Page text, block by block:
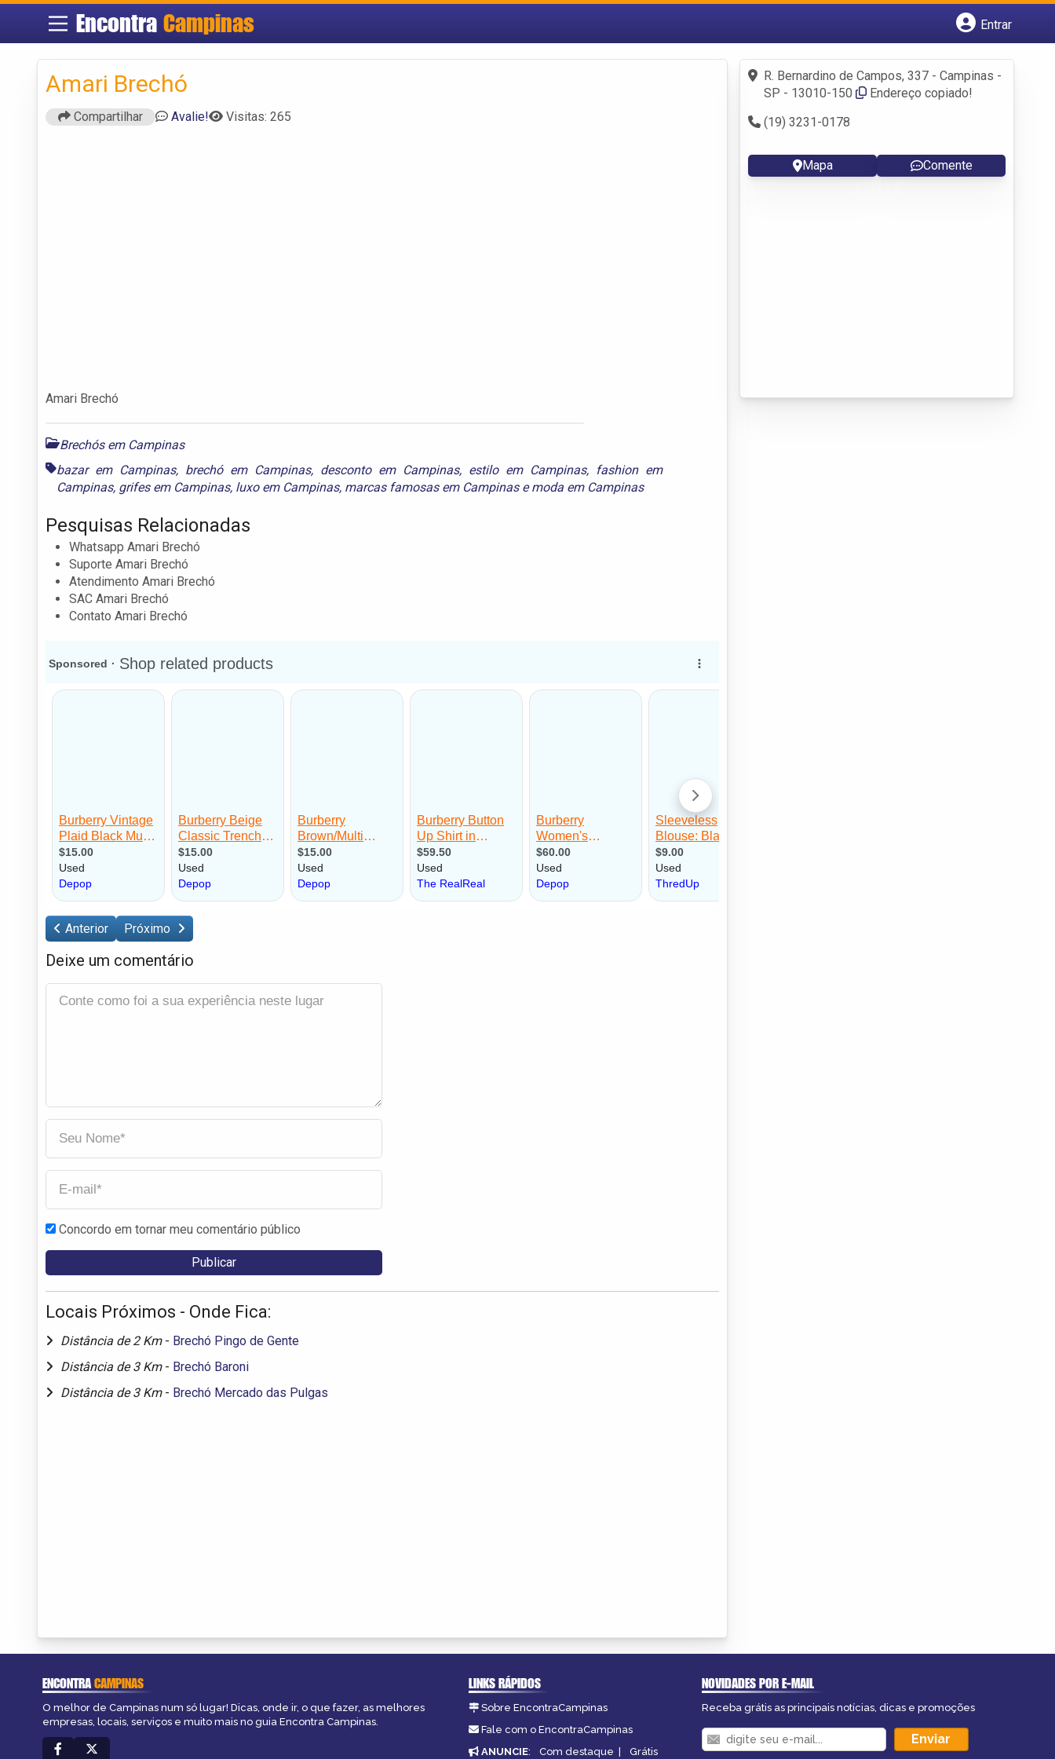
EncontraCampinas
Entrar
Fazer login
Criar conta
Amari Brechó
Compartilhar Avalie! Visitas: 265
Amari Brechó
Brechós em Campinas
bazar em Campinas, brechó em Campinas, desconto em Campinas, estilo em Campinas, fashion em
Campinas, grifes em Campinas, luxo em Campinas, marcas famosas em Campinasemoda em Campinas
Pesquisas Relacionadas
Whatsapp Amari Brechó
Suporte Amari Brechó
Atendimento Amari Brechó
SAC Amari Brechó
Contato Amari Brechó
Anterior Próximo
Deixe um comentário
Concordo em tornar meu comentário público
Locais Próximos - Onde Fica:
Distância de 2 Km - Brechó Pingo de Gente
Distância de 3 Km - Brechó Baroni
Distância de 3 Km - Brechó Mercado das Pulgas
R. Bernardino de Campos, 337 - Campinas -
SP - 13010-150
Endereço copiado!
(19) 3231-0178
Mapa Comente
ENCONTRACAMPINAS
O melhor de Campinas num só lugar! Dicas, onde ir, o que fazer, as melhores
empresas, locais, serviços e muito mais no guia Encontra Campinas.
LINKS RÁPIDOS
Sobre EncontraCampinas
Fale com o EncontraCampinas
ANUNCIE: Com destaque | Grátis
NOVIDADES POR E-MAIL
Receba grátis as principais notícias, dicas e promoções